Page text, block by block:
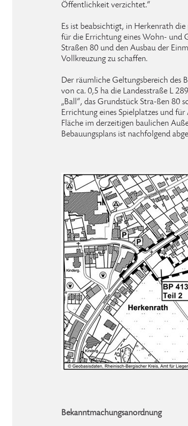
Öffentlichkeit verzichtet.“
Es ist beabsichtigt, in Herkenrath
für die Errichtung eines Wohn- und
Straßen 80 und den Ausbau der
Vollkreuzung zu schaffen.
Der räumliche Geltungsbereich des
von ca. 0,5 ha die Landesstraße L
„Ball“, das Grundstück Stra-ßen 80
Errichtung eines Spielplatzes und
Fläche im derzeitigen baulichen
Bebauungsplans ist nachfolgend
Bekanntmachungsanordnung